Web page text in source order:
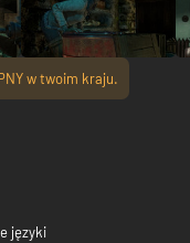
w twoim kraju.
języki